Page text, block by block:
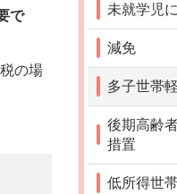
で
の場
未就学児
減免
多子世帯
後期高齢
措置
低所得世